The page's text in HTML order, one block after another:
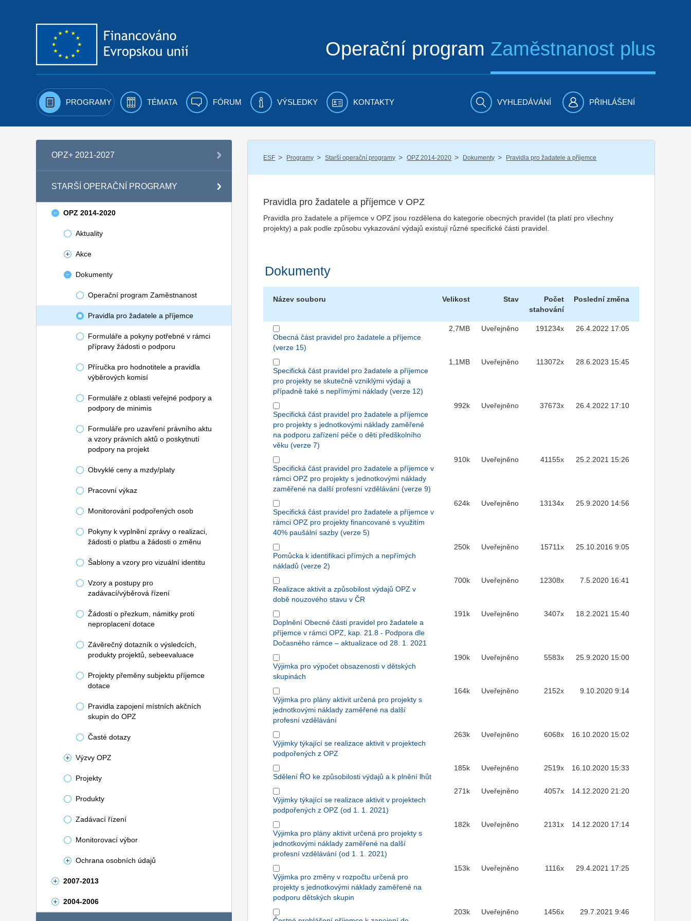
Operační program Zaměstnanost plus
PROGRAMY TÉMATA FÓRUM VÝSLEDKY KONTAKTY VYHLEDÁVÁNÍ PŘIHLÁŠENÍ
OPZ+ 2021-2027
STARŠÍ OPERAČNÍ PROGRAMY
OPZ 2014-2020
Aktuality
Akce
Dokumenty
Operační program Zaměstnanost
Pravidla pro žadatele a příjemce
Formuláře a pokyny potřebné v rámci
přípravy žádosti o podporu
Příručka pro hodnotitele a pravidla
výběrových komisí
Formuláře z oblasti veřejné podpory a
podpory de minimis
Formuláře pro uzavření právního aktu
a vzory právních aktů o poskytnutí
podpory na projekt
Obvyklé ceny a mzdy/platy
Pracovní výkaz
Monitorování podpořených osob
Pokyny k vyplnění zprávy o realizaci,
žádosti o platbu a žádosti o změnu
Šablony a vzory pro vizuální identitu
Vzory a postupy pro
zadávací/výběrová řízení
Žádosti o přezkum, námitky proti
neproplacení dotace
Závěrečný dotazník o výsledcích,
produkty projektů, sebeevaluace
Projekty přeměny subjektu příjemce
dotace
Pravidla zapojení místních akčních
skupin do OPZ
Časté dotazy
Výzvy OPZ
Projekty
Produkty
Zadávací řízení
Monitorovací výbor
Ochrana osobních údajů
2007-2013
2004-2006
ESF / Programy / Starší operační programy / OPZ 2014-2020 / Dokumenty / Pravidla pro žadatele a příjemce
Pravidla pro žadatele a příjemce v OPZ
Pravidla pro žadatele a příjemce v OPZ jsou rozdělena do kategorie obecných pravidel (ta platí pro všechny
projekty) a pak podle způsobu vykazování výdajů existují různé specifické části pravidel.
Dokumenty
Název souboru Velikost Stav
Počet
stahování
Poslední změna
Obecná část pravidel pro žadatele a příjemce
(verze 15)
2,7MB Uveřejněno 191234x 26.4.2022 17:05
Specifická část pravidel pro žadatele a příjemce
pro projekty se skutečně vzniklými výdaji a
případně také s nepřímými náklady (verze 12)
1,1MB Uveřejněno 113072x 28.6.2023 15:45
Specifická část pravidel pro žadatele a příjemce
pro projekty s jednotkovými náklady zaměřené
na podporu zařízení péče o děti předškolního
věku (verze 7)
992k Uveřejněno 37673x 26.4.2022 17:10
Specifická část pravidel pro žadatele a příjemce v
rámci OPZ pro projekty s jednotkovými náklady
zaměřené na další profesní vzdělávání (verze 9)
910k Uveřejněno 41155x 25.2.2021 15:26
Specifická část pravidel pro žadatele a příjemce v
rámci OPZ pro projekty financované s využitím
40% paušální sazby (verze 5)
624k Uveřejněno 13134x 25.9.2020 14:56
Pomůcka k identifikaci přímých a nepřímých
nákladů (verze 2)
250k Uveřejněno 15711x 25.10.2016 9:05
Realizace aktivit a způsobilost výdajů OPZ v
době nouzového stavu v ČR
700k Uveřejněno 12308x 7.5.2020 16:41
Doplnění Obecné části pravidel pro žadatele a
příjemce v rámci OPZ, kap. 21.8 - Podpora dle
Dočasného rámce – aktualizace od 28. 1. 2021
191k Uveřejněno 3407x 18.2.2021 15:40
Výjimka pro výpočet obsazenosti v dětských
skupinách
190k Uveřejněno 5583x 25.9.2020 15:00
Výjimka pro plány aktivit určená pro projekty s
jednotkovými náklady zaměřené na další
profesní vzdělávání
164k Uveřejněno 2152x 9.10.2020 9:14
Výjimky týkající se realizace aktivit v projektech
podpořených z OPZ
263k Uveřejněno 6068x 16.10.2020 15:02
Sdělení ŘO ke způsobilosti výdajů a k plnění lhůt
185k Uveřejněno 2519x 16.10.2020 15:33
Výjimky týkající se realizace aktivit v projektech
podpořených z OPZ (od 1. 1. 2021)
271k Uveřejněno 4057x 14.12.2020 21:20
Výjimka pro plány aktivit určená pro projekty s
jednotkovými náklady zaměřené na další
profesní vzdělávání (od 1. 1. 2021)
182k Uveřejněno 2131x 14.12.2020 17:14
Výjimka pro změny v rozpočtu určená pro
projekty s jednotkovými náklady zaměřené na
podporu dětských skupin
153k Uveřejněno 1116x 29.4.2021 17:25
203k Uveřejněno 1456x 29.7.2021 9:46